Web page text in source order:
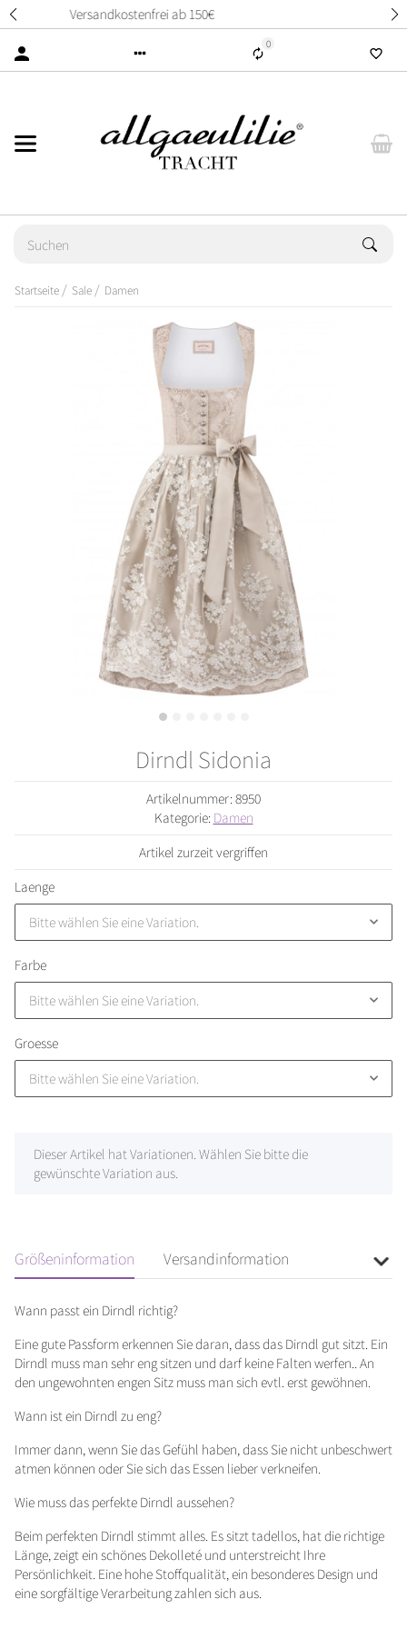
14 Tage unkompliziertes Rückgaberecht
0
Startseite Sale Damen
Dirndl Sidonia
Artikelnummer: 8950
Kategorie: Damen
Artikel zurzeit vergriffen
Laenge
Bitte wählen Sie eine Variation.
Farbe
Bitte wählen Sie eine Variation.
Groesse
Bitte wählen Sie eine Variation.
xDieser Artikel hat Variationen. Wählen Sie bitte die
gewünschte Variation aus.
Größeninformation Versandinformation
Wann passt ein Dirndl richtig?
Eine gute Passform erkennen Sie daran, dass das Dirndl gut sitzt. Ein
Dirndl muss man sehr eng sitzen und darf keine Falten werfen.. An
den ungewohnten engen Sitz muss man sich evtl. erst gewöhnen.
Wann ist ein Dirndl zu eng?
Immer dann, wenn Sie das Gefühl haben, dass Sie nicht unbeschwert
atmen können oder Sie sich das Essen lieber verkneifen.
Wie muss das perfekte Dirndl aussehen?
Beim perfekten Dirndl stimmt alles. Es sitzt tadellos, hat die richtige
Länge, zeigt ein schönes Dekolleté und unterstreicht Ihre
Persönlichkeit. Eine hohe Stoffqualität, ein besonderes Design und
eine sorgfältige Verarbeitung zahlen sich aus.